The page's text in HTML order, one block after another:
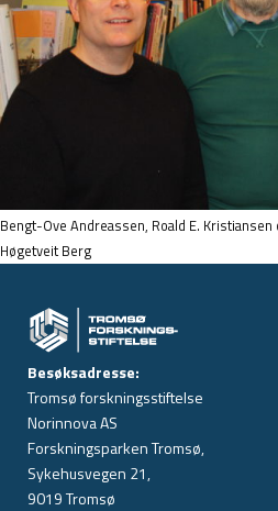
Bengt-Ove Andreassen, Roald E.
Høgetveit Berg
Besøksadresse:
Tromsø forskningsstiftelse
Norinnova AS
Forskningsparken Tromsø,
Sykehusvegen 21,
9019 Tromsø